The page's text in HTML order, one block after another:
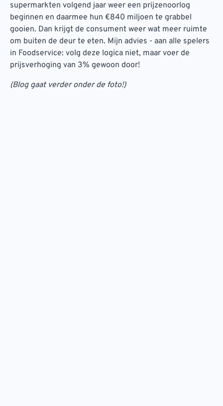
supermarkten volgend jaar weer een prijzenoorlog
beginnen en daarmee hun €840 miljoen te grabbel
gooien. Dan krijgt de consument weer wat meer ruimte
om buiten de deur te eten. Mijn advies - aan alle spelers
in Foodservice: volg deze logica niet, maar voer de
prijsverhoging van 3% gewoon door!
(Blog gaat verder onder de foto!)